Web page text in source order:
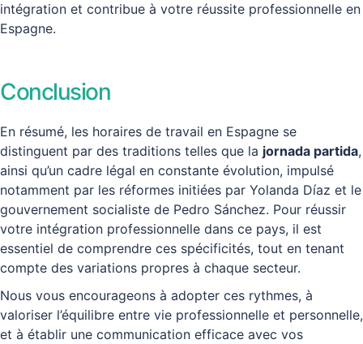
intégration et contribue à votre réussite professionnelle en
Espagne.
Conclusion
En résumé, les horaires de travail en Espagne se
distinguent par des traditions telles que la jornada partida,
ainsi qu’un cadre légal en constante évolution, impulsé
notamment par les réformes initiées par Yolanda Díaz et le
gouvernement socialiste de Pedro Sánchez. Pour réussir
votre intégration professionnelle dans ce pays, il est
essentiel de comprendre ces spécificités, tout en tenant
compte des variations propres à chaque secteur.
Nous vous encourageons à adopter ces rythmes, à
valoriser l’équilibre entre vie professionnelle et personnelle,
et à établir une communication efficace avec vos